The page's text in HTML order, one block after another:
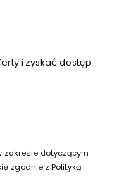
i zyskać dostęp
zakresie dotyczącym
zgodnie z Polityką